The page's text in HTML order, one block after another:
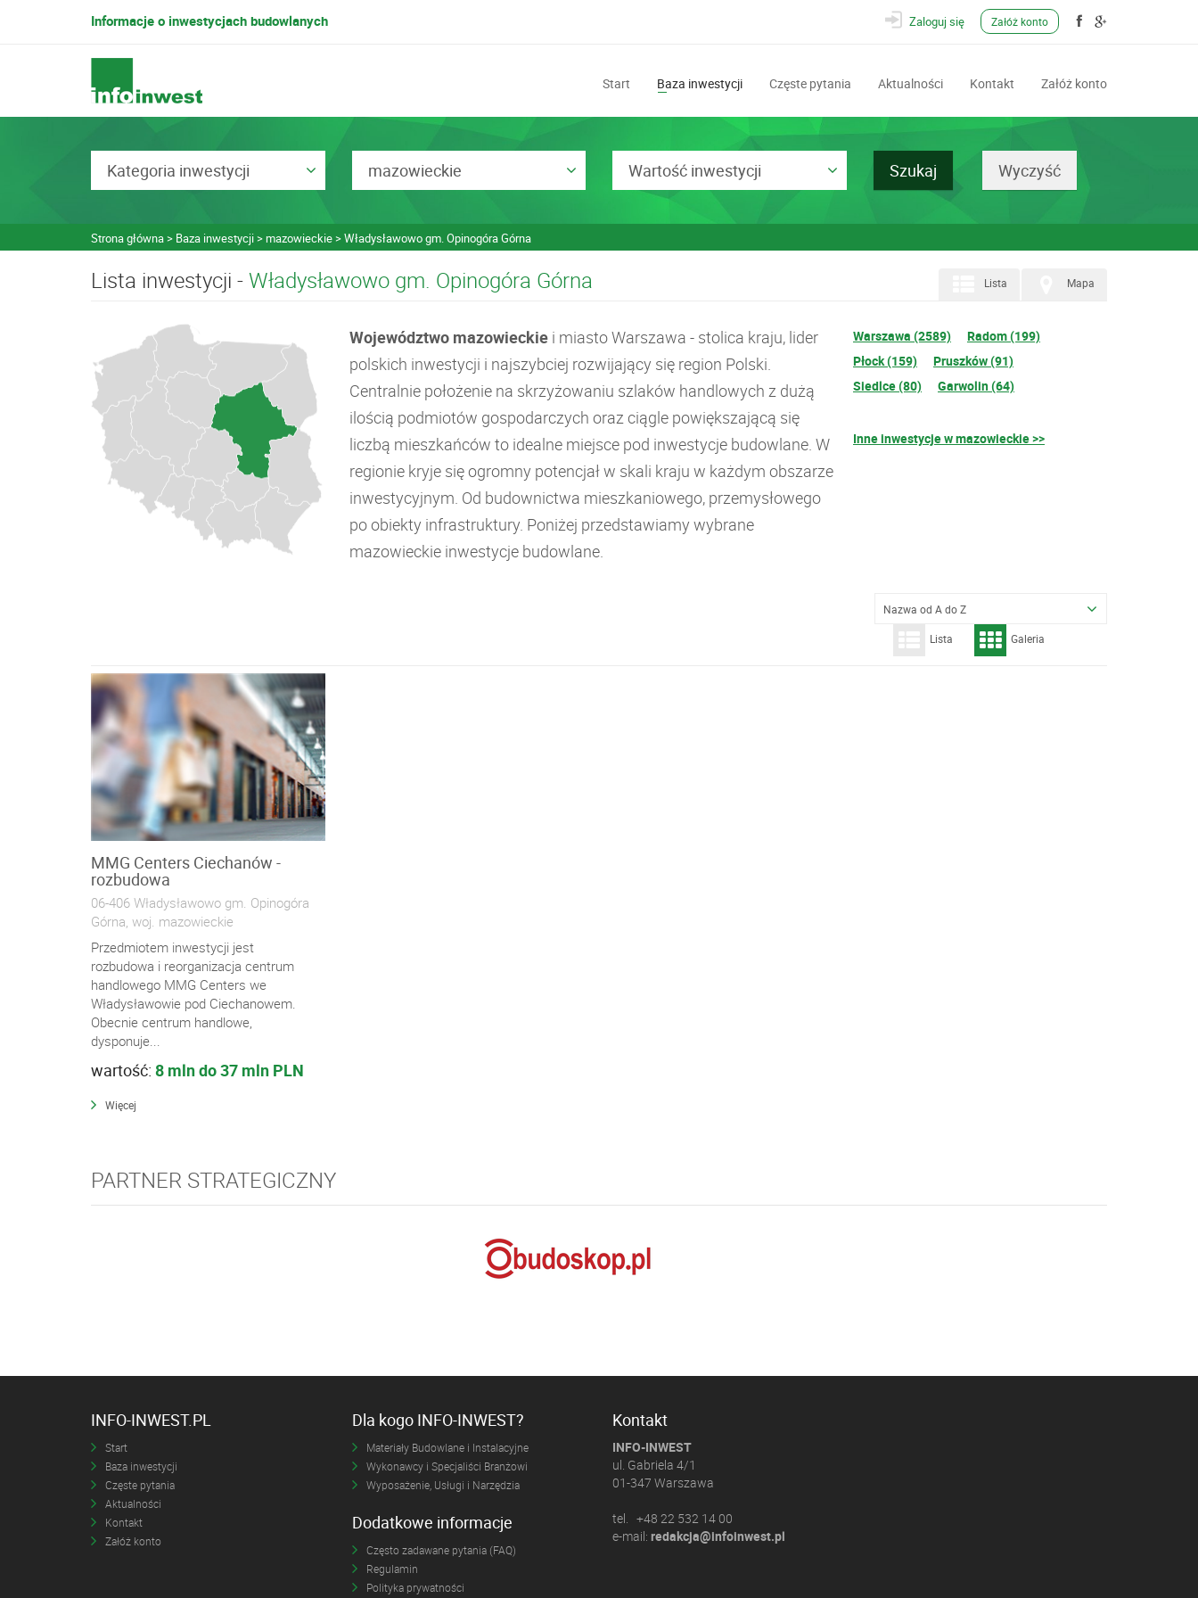
Informacje o inwestycjach budowlanych Zaloguj się Załóż konto
Start Baza inwestycji Częste pytania Aktualności Kontakt Załóż konto
Kategoria inwestycji mazowieckie Wartość inwestycji
Strona główna Baza inwestycji mazowieckie Władysławowo gm. Opinogóra Górna
Lista inwestycji - Władysławowo gm. Opinogóra Górna Mapa
Lista
Województwo mazowieckie i miasto Warszawa - stolica kraju, lider
polskich inwestycji i najszybciej rozwijający się region Polski.
Centralnie położenie na skrzyżowaniu szlaków handlowych z dużą
ilością podmiotów gospodarczych oraz ciągle powiększającą się
liczbą mieszkańców to idealne miejsce pod inwestycje budowlane. W
regionie kryje się ogromny potencjał w skali kraju w każdym obszarze
inwestycyjnym. Od budownictwa mieszkaniowego, przemysłowego
po obiekty infrastruktury. Poniżej przedstawiamy wybrane
mazowieckie inwestycje budowlane.
Warszawa (2589)
Radom (199)
Płock (159)
Pruszków (91)
Siedlce (80)
Garwolin (64)
Inne inwestycje w mazowieckie >>
Nazwa od A do Z
Lista Galeria
MMG Centers Ciechanów -
rozbudowa
06-406 Władysławowo gm. Opinogóra
Górna, woj. mazowieckie
Przedmiotem inwestycji jest
rozbudowa i reorganizacja centrum
handlowego MMG Centers we
Władysławowie pod Ciechanowem.
Obecnie centrum handlowe,
dysponuje...
wartość: 8 mln do 37 mln PLN
Więcej
PARTNER STRATEGICZNY
INFO-INWEST.PL
Start
Baza inwestycji
Częste pytania
Aktualności
Kontakt
Załóż konto
Dla kogo INFO-INWEST?
Materiały Budowlane i Instalacyjne
Wykonawcy i Specjaliści Branżowi
Wyposażenie, Usługi i Narzędzia
Dodatkowe informacje
Często zadawane pytania (FAQ)
Regulamin
Polityka prywatności
Kontakt
INFO-INWEST
ul. Gabriela 4/1
01-347 Warszawa
tel. +48 22 532 14 00
e-mail: redakcja@infoinwest.pl